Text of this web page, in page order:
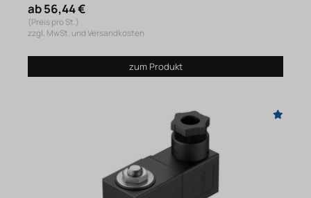
ab 56,44 €
(Preis pro St.)
zzgl. MwSt. und Versandkosten
zum Produkt